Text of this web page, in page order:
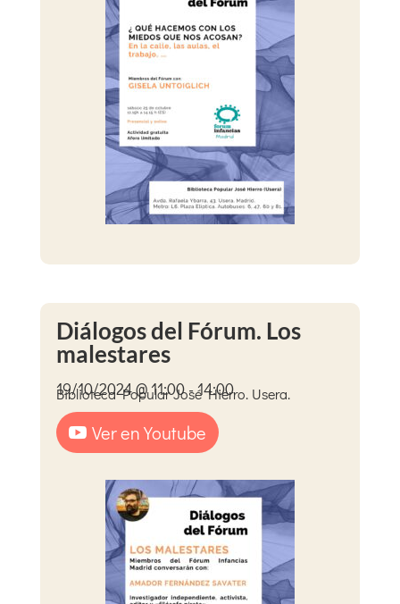
Diálogos del Fórum. Los
malestares
19/10/2024 @ 11:00 - 14:00
Biblioteca Popular José Hierro. Usera.
Ver en Youtube